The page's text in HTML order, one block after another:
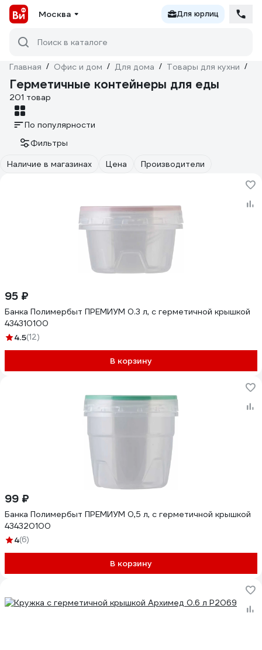
Москва Для юрлиц
Поиск в каталоге
Главная / Офис и дом / Для дома / Товары для кухни /
Герметичные контейнеры для еды
201 товар
По популярности
Фильтры
Наличие в магазинах
Цена Производители
95 ₽
Банка Полимербыт ПРЕМИУМ 0.3 л, с герметичной крышкой
434310100
4.5(12)
В корзину
99 ₽
Банка Полимербыт ПРЕМИУМ 0,5 л, с герметичной крышкой
434320100
4(6)
В корзину